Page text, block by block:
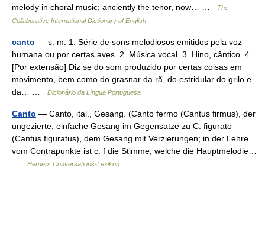
melody in choral music; anciently the tenor, now… …
The
Collaborative International Dictionary of English
canto — s. m. 1. Série de sons melodiosos emitidos pela voz
humana ou por certas aves. 2. Música vocal. 3. Hino, cântico. 4.
[Por extensão] Diz se do som produzido por certas coisas em
movimento, bem como do grasnar da rã, do estridular do grilo e
da… …
Dicionário da Língua Portuguesa
Canto — Canto, ital., Gesang. (Canto fermo (Cantus firmus), der
ungezierte, einfache Gesang im Gegensatze zu C. figurato
(Cantus figuratus), dem Gesang mit Verzierungen; in der Lehre
vom Contrapunkte ist c. f die Stimme, welche die Hauptmelodie…
Herders Conversations-Lexikon